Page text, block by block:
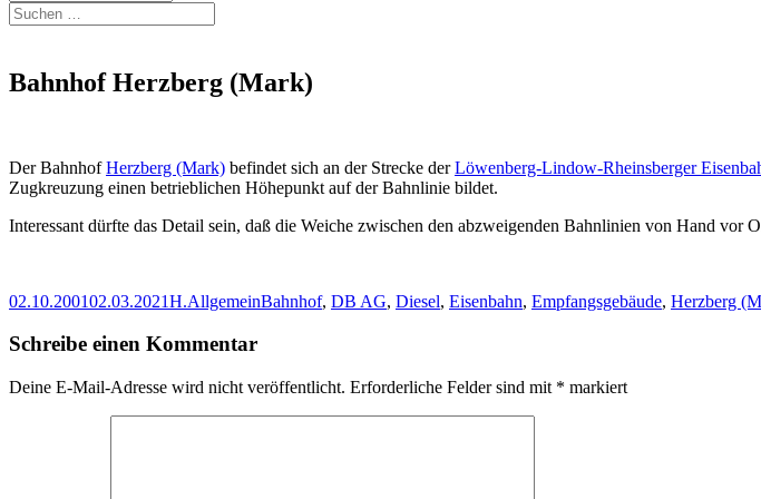
Suchen
nach:
Bahnhof Herzberg (Mark)
Der BahnhofHerzberg (Mark) befindet sich an der Strecke derLöwenberg-Lindow-Rheinsberger
Zugkreuzung einen betrieblichen Höhepunkt auf der Bahnlinie bildet.
Interessant dürfte das Detail sein, daß die Weiche zwischen den abzweigenden Bahnlinien von Hand
Veröffentlicht
02.10.200102.03.2021Autor
H.Kategorien
AllgemeinSchlagwörter
Bahnhof, DB AG, Diesel, Eisenbahn, Empfangsgebäude, Herzberg
Schreibe einen Kommentar
Deine E-Mail-Adresse wird nicht veröffentlicht. Erforderliche Felder sind mit * markiert